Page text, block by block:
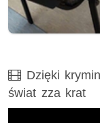
Film
Dzięki
świat zza krat